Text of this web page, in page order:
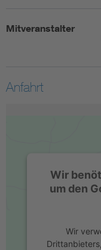
Mitveranstalter
Anfahrt
Wir
um den
Wir